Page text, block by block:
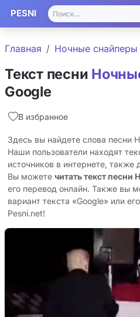
PESNI
Главная Ночные снайперы
Текст песни
Google
В избранное
Здесь вы найдете слова песни
Наши пользователи находят
источников в интернете, также
Вы можете читать текст
его перевод онлайн. Также вы
вариант текста «Google» или
Pesni.net!